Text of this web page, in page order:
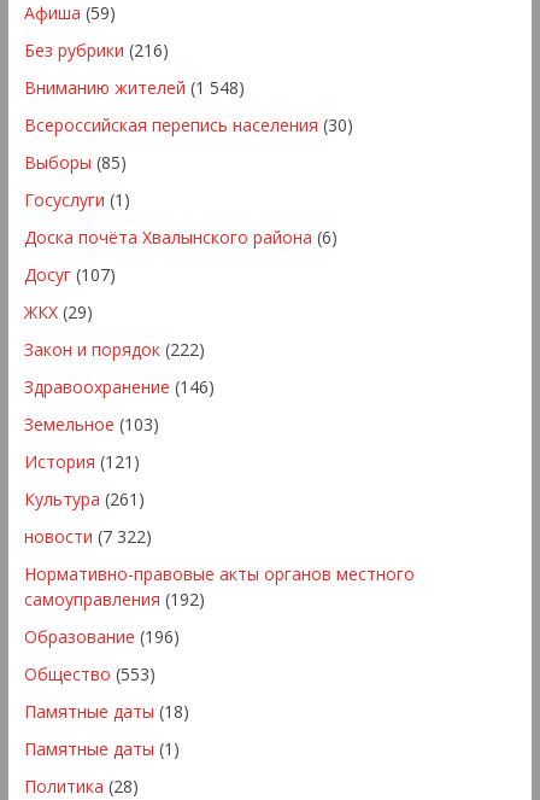
Афиша (59)
Без рубрики (216)
Вниманию жителей (1 548)
Всероссийская перепись населения (30)
Выборы (85)
Госуслуги (1)
Доска почёта Хвалынского района (6)
Досуг(107)
ЖКХ(29)
Закон и порядок(222)
Здравоохранение (146)
Земельное (103)
История (121)
Культура (261)
новости (7 322)
Нормативно-правовые акты органов местного
самоуправления (192)
Образование (196)
Общество (553)
Памятные даты (18)
Памятные даты (1)
Политика (28)